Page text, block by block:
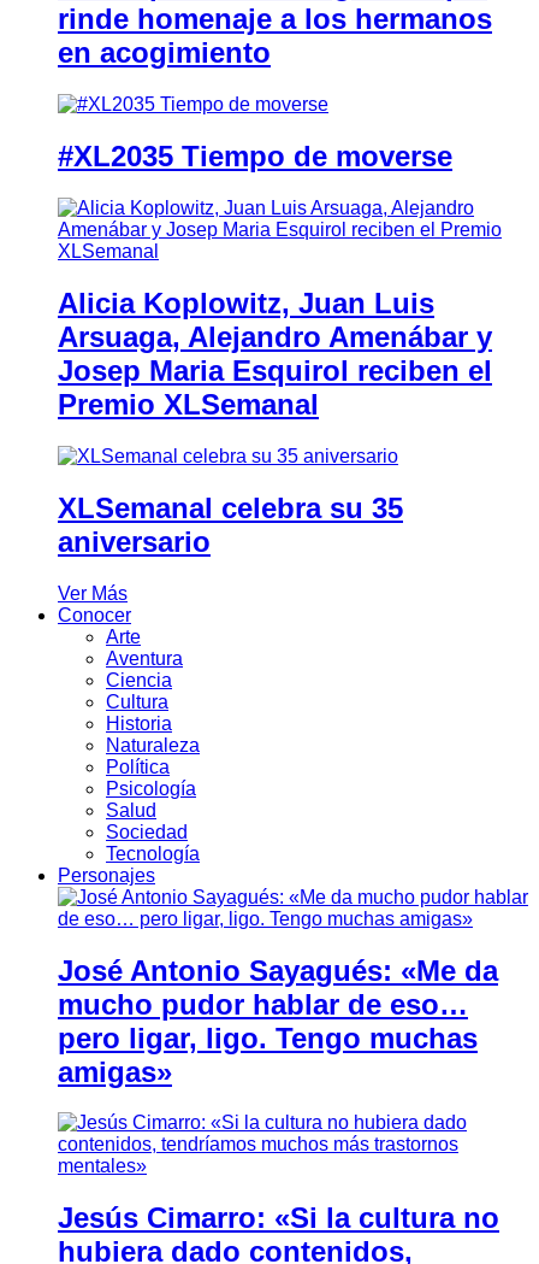
rinde homenaje a los hermanos
en acogimiento
#XL2035 Tiempo de moverse
Alicia Koplowitz, Juan Luis
Arsuaga, Alejandro Amenábar y
Josep Maria Esquirol reciben el
Premio XLSemanal
XLSemanal celebra su 35
aniversario
Ver Más
Conocer
Arte
Aventura
Ciencia
Cultura
Historia
Naturaleza
Política
Psicología
Salud
Sociedad
Tecnología
Personajes
José Antonio Sayagués: «Me da
mucho pudor hablar de eso…
pero ligar, ligo. Tengo muchas
amigas»
Jesús Cimarro: «Si la cultura no
hubiera dado contenidos,